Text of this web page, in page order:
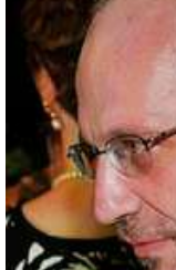
+9